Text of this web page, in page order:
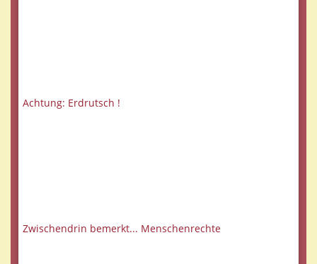
Achtung: Erdrutsch !
Zwischendrin bemerkt... Menschenrechte